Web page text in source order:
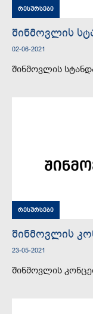
რესურსები
შინმოვლის
02-06-2021
შინმოვლის
რესურსები
შინმოვლის
23-05-2021
შინმოვლის